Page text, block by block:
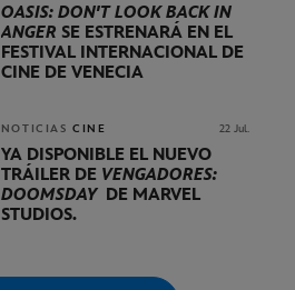
OASIS: DON'T LOOK BACK IN
ANGER SE ESTRENARÁ EN EL
FESTIVAL INTERNACIONAL DE
CINE DE VENECIA
NOTICIAS CINE 22 Jul.
YA DISPONIBLE EL NUEVO
TRÁILER DE VENGADORES:
DOOMSDAYDE MARVEL
STUDIOS.